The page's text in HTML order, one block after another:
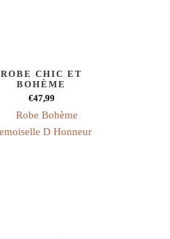
ROBE CHIC ET
BOHÈME
€47,99